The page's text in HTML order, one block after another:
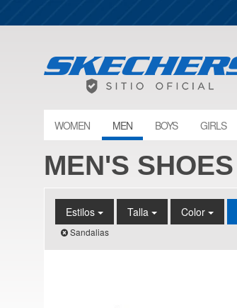
WOMEN MEN BOYS GIRLS
MEN'S SHOES
Estilos
Sandalias
Talla Color